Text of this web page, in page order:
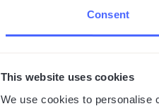
Consent
This website uses cookies
We use cookies to personalise